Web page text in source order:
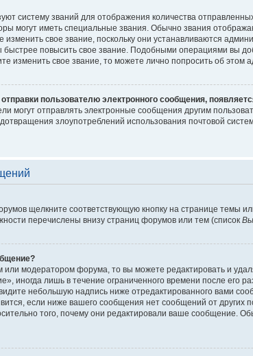
систему званий для отображения количества
могут иметь специальные звания. Обычно звания
свое звание, поскольку они устанавливаются
повысить свое звание. Подобными операциями вы
изменить свое звание, то можете лично попросить об этом
пользователю электронного сообщения,
могут отправлять электронные сообщения другим
злоупотреблений использования почтовой
щелкните соответствующую кнопку на странице темы
перечислены внизу страниц форумов или тем (список Вы
модератором форума, то вы можете редактировать и
иногда лишь в течение ограниченного времени после
небольшую надпись ниже отредактированного вами
если ниже вашего сообщения нет сообщений от
того, почему они редактировали ваше сообщение.